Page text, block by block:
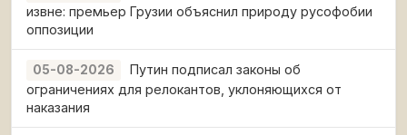
извне: премьер Грузии объяснил природу русофобии
оппозиции
05-08-2026
Путин подписал законы об
ограничениях для релокантов, уклоняющихся от
наказания